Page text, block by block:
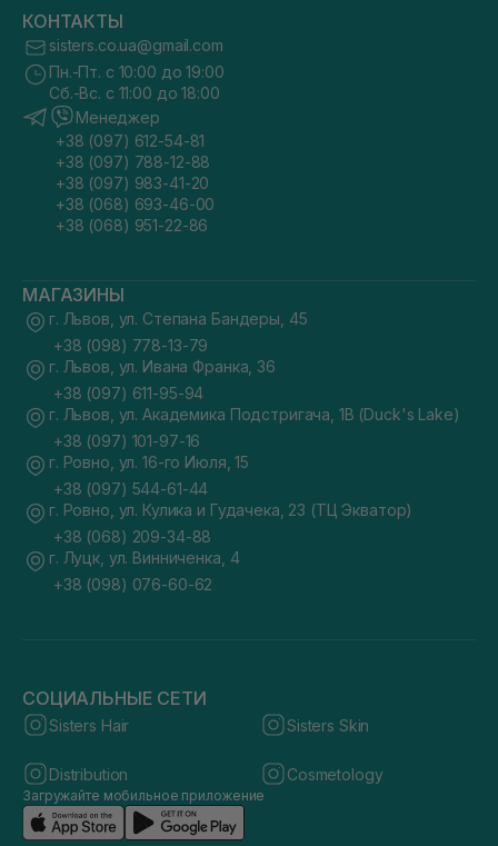
КОНТАКТЫ
sisters.co.ua@gmail.com
Пн.-Пт. с 10:00 до 19:00
Сб.-Вс. с 11:00 до 18:00
Менеджер
+38 (097) 612-54-81
+38 (097) 788-12-88
+38 (097) 983-41-20
+38 (068) 693-46-00
+38 (068) 951-22-86
МАГАЗИНЫ
г. Львов, ул. Степана Бандеры, 45
+38 (098) 778-13-79
г. Львов, ул. Ивана Франка, 36
+38 (097) 611-95-94
г. Львов, ул. Академика Подстригача, 1В (Duck's Lake)
+38 (097) 101-97-16
г. Ровно, ул. 16-го Июля, 15
+38 (097) 544-61-44
г. Ровно, ул. Кулика и Гудачека, 23 (ТЦ Экватор)
+38 (068) 209-34-88
г. Луцк, ул. Винниченка, 4
+38 (098) 076-60-62
СОЦИАЛЬНЫЕ СЕТИ
Sisters Hair Sisters Skin
Distribution Cosmetology
Загружайте мобильное приложение